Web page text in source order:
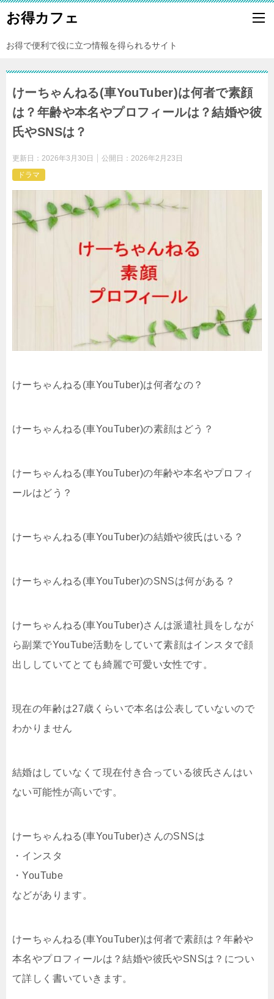
お得カフェ
お得で便利で役に立つ情報を得られるサイト
けーちゃんねる(車YouTuber)は何者で素顔
は？年齢や本名やプロフィールは？結婚や彼
氏やSNSは？
更新日： 2026年3月30日 公開日： 2026年2月23日
ドラマ
けーちゃんねる(車YouTuber)は何者なの？
けーちゃんねる(車YouTuber)の素顔はどう？
けーちゃんねる(車YouTuber)の年齢や本名やプロフィ
ールはどう？
けーちゃんねる(車YouTuber)の結婚や彼氏はいる？
けーちゃんねる(車YouTuber)のSNSは何がある？
けーちゃんねる(車YouTuber)さんは派遣社員をしなが
ら副業でYouTube活動をしていて素顔はインスタで顔
出ししていてとても綺麗で可愛い女性です。
現在の年齢は27歳くらいで本名は公表していないので
わかりません
結婚はしていなくて現在付き合っている彼氏さんはい
ない可能性が高いです。
けーちゃんねる(車YouTuber)さんのSNSは
・インスタ
・YouTube
などがあります。
けーちゃんねる(車YouTuber)は何者で素顔は？年齢や
本名やプロフィールは？結婚や彼氏やSNSは？につい
て詳しく書いていきます。